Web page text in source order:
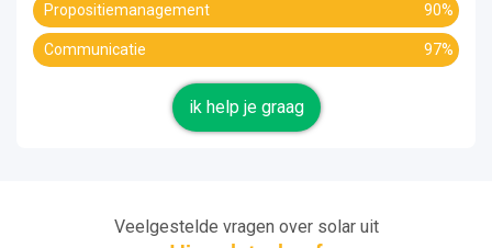
Propositiemanagement 90%
Communicatie 97%
ik help je graag
Veelgestelde vragen over solar uit